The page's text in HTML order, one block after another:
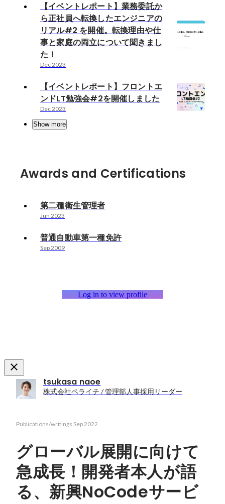
【イベントレポート】業務委託か
ら正社員へ転換したエンジニアの
リアル#2 を開催。転換理由や仕
事と家庭の両立について聞きまし
た！
Dec 2023
【イベントレポート】フロントエ
ンドLT勉強会#2を開催しました
Dec 2023
Show more
Awards and Certifications
第二種衛生管理者
Jun 2023
普通自動車第一種免許
Sep 2009
Log in to view profile
tsukasa naoe
株式会社ペライチ / 管理部人事採用リーダー
Publications/writings Sep 2022
グローバル展開に向けて
急成長！開発者本人が語
る、新興NoCodeサービ